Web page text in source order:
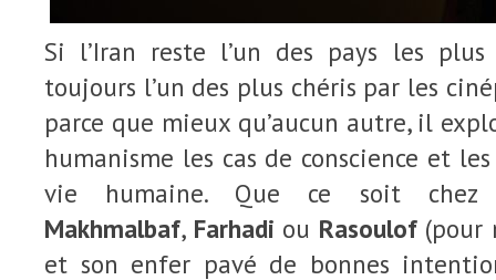
Si l’Iran reste l’un des pays les
toujours l’un des plus chéris par les
parce que mieux qu’aucun autre, il
humanisme les cas de conscience et
vie humaine. Que ce soit
Makhmalbaf, Farhadi ou Rasoulof(pour
et son enfer pavé de bonnes